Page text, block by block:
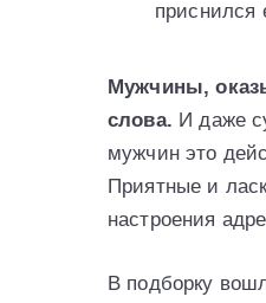
приснился
Мужчины,
слова. И даже
мужчин это
Приятные и
настроения
В подборку